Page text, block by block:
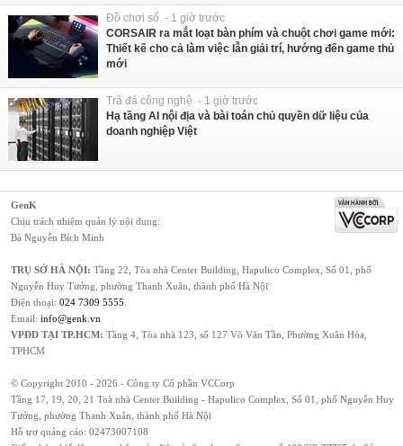
Đồ chơi số - 1 giờ trước
CORSAIR ra mắt loạt bàn phím và chuột chơi game mới:
Thiết kế cho cả làm việc lẫn giải trí, hướng đến game thủ
mới
Trà đá công nghệ - 1 giờ trước
Hạ tầng AI nội địa và bài toán chủ quyền dữ liệu của
doanh nghiệp Việt
GenK
Chịu trách nhiệm quản lý nội dung:
Bà Nguyễn Bích Minh
TRỤ SỞ HÀ NỘI: Tầng 22, Tòa nhà Center Building, Hapulico Complex, Số 01, phố
Nguyễn Huy Tưởng, phường Thanh Xuân, thành phố Hà Nội
Điện thoại: 024 7309 5555
Email: info@genk.vn
VPĐD TẠI TP.HCM: Tầng 4, Tòa nhà 123, số 127 Võ Văn Tần, Phường Xuân Hòa,
TPHCM
© Copyright 2010 - 2026 - Công ty Cổ phần VCCorp
Tầng 17, 19, 20, 21 Toà nhà Center Building - Hapulico Complex, Số 01, phố Nguyễn Huy
Tưởng, phường Thanh Xuân, thành phố Hà Nội
Hỗ trợ quảng cáo: 02473007108